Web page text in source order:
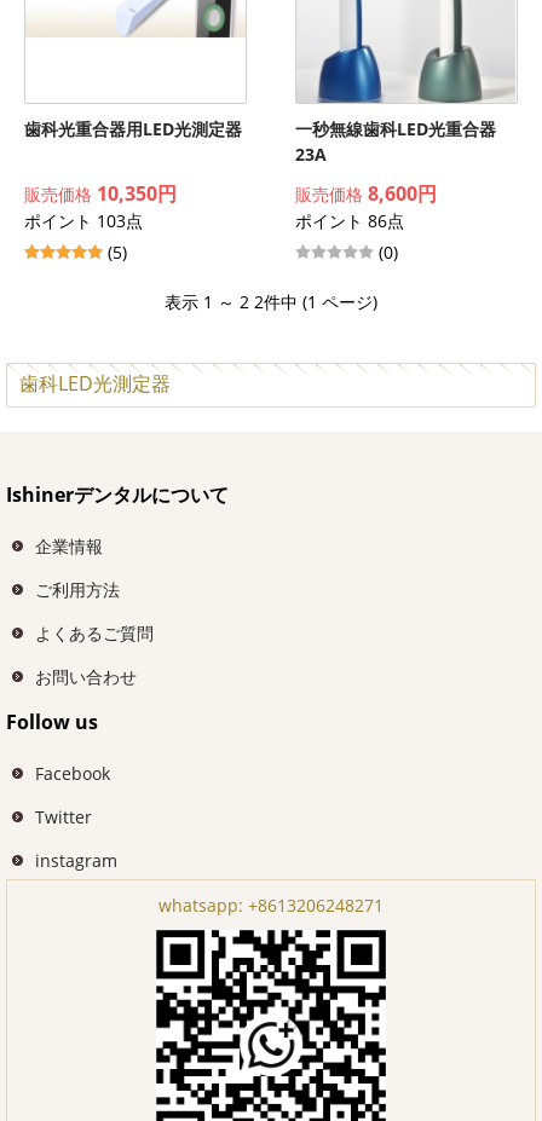
歯科光重合器用LED光測定器
販売価格 10,350円
ポイント 103点
(5)
一秒無線歯科LED光重合器
23A
販売価格 8,600円
ポイント 86点
(0)
表示 1 ～ 2 2件中 (1 ページ)
歯科LED光測定器
Ishinerデンタルについて
企業情報
ご利用方法
よくあるご質問
お問い合わせ
Follow us
Facebook
Twitter
instagram
whatsapp: +8613206248271